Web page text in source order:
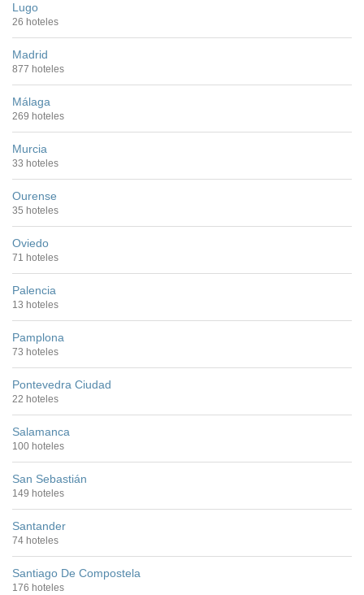
Lugo
26 hoteles
Madrid
877 hoteles
Málaga
269 hoteles
Murcia
33 hoteles
Ourense
35 hoteles
Oviedo
71 hoteles
Palencia
13 hoteles
Pamplona
73 hoteles
Pontevedra Ciudad
22 hoteles
Salamanca
100 hoteles
San Sebastián
149 hoteles
Santander
74 hoteles
Santiago De Compostela
176 hoteles